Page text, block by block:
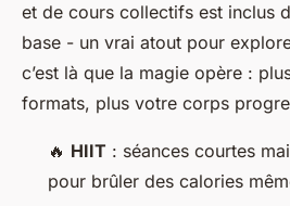
et de cours collectifs est inclus
base - un vrai atout pour
c’est là que la magie opère :
formats, plus votre corps
🔥 HIIT : séances courtes
pour brûler des calories